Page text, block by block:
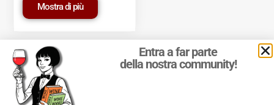
Mostra di più
Entra a far parte
della nostra community!